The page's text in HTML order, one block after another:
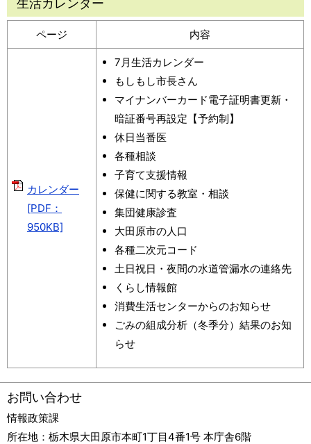
生活カレンダー
ページ 内容
カレンダー
[PDF：
950KB]
7月生活カレンダー
もしもし市長さん
マイナンバーカード電子証明書更新・
暗証番号再設定【予約制】
休日当番医
各種相談
子育て支援情報
保健に関する教室・相談
集団健康診査
大田原市の人口
各種二次元コード
土日祝日・夜間の水道管漏水の連絡先
くらし情報館
消費生活センターからのお知らせ
ごみの組成分析（冬季分）結果のお知
らせ
お問い合わせ
情報政策課
所在地： 栃木県大田原市本町1丁目4番1号 本庁舎6階